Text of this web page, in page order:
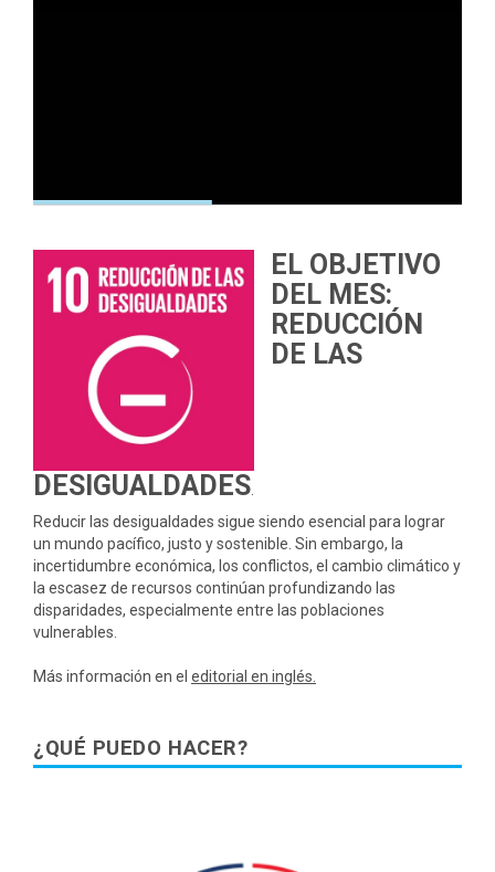
EL OBJETIVO
DEL MES:
REDUCCIÓN
DE LAS
DESIGUALDADES.
Reducir las desigualdades sigue siendo esencial para lograr
un mundo pacífico, justo y sostenible. Sin embargo, la
incertidumbre económica, los conflictos, el cambio climático y
la escasez de recursos continúan profundizando las
disparidades, especialmente entre las poblaciones
vulnerables.
Más información en el editorial en inglés.
¿QUÉ PUEDO HACER?